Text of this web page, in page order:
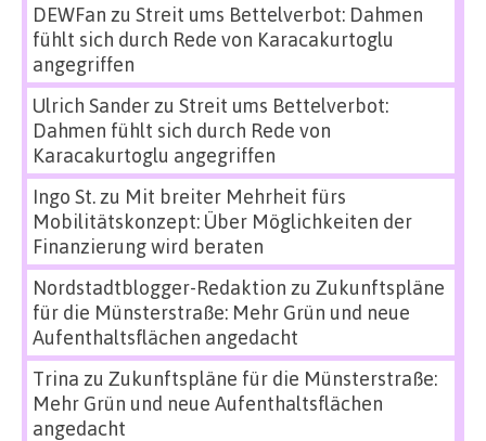
DEWFan zu Streit ums Bettelverbot: Dahmen
fühlt sich durch Rede von Karacakurtoglu
angegriffen
Ulrich Sanderzu Streit ums Bettelverbot:
Dahmen fühlt sich durch Rede von
Karacakurtoglu angegriffen
Ingo St.zu Mit breiter Mehrheit fürs
Mobilitätskonzept: Über Möglichkeiten der
Finanzierung wird beraten
Nordstadtblogger-Redaktion zu Zukunftspläne
für die Münsterstraße: Mehr Grün und neue
Aufenthaltsflächen angedacht
Trina zu Zukunftspläne für die Münsterstraße:
Mehr Grün und neue Aufenthaltsflächen
angedacht